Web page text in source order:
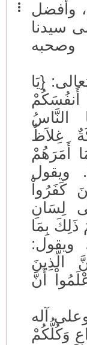
وأفضل
سيدنا
{يَا
أَنفُسَكُمْ
النَّاسُ
غِلاَظٌ
أَمَرَهُمْ
ويقول
كَفَرُواْ
لِسَانِ
ذَلِكَ بِمَا
ويقول:
الَّذِينَ
أَنَّ
آله
وَكُلُّكُمْ